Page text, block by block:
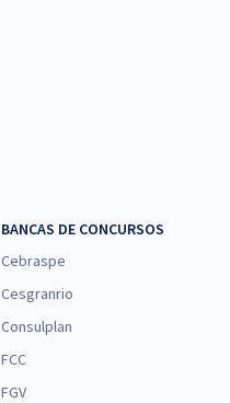
BANCAS DE CONCURSOS
Cebraspe
Cesgranrio
Consulplan
FCC
FGV